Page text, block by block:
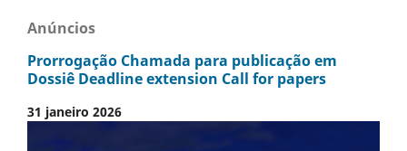
Anúncios
Prorrogação Chamada para publicação em
Dossiê Deadline extension Call for papers
31 janeiro 2026